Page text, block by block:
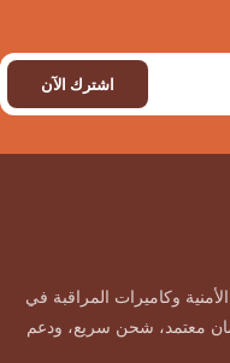
اشترك الآن
وكاميرات المراقبة في
معتمد، شحن سريع، ودعم